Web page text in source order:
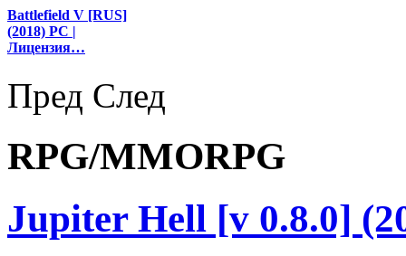
Battlefield V [RUS]
(2018) PC |
Лицензия…
Пред След
RPG/MMORPG
Jupiter Hell [v 0.8.0]